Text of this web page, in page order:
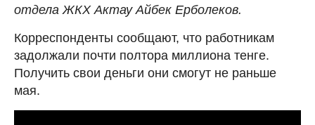
отдела ЖКХ Актау Айбек Ерболеков.
Корреспонденты сообщают, что работникам
задолжали почти полтора миллиона тенге.
Получить свои деньги они смогут не раньше
мая.